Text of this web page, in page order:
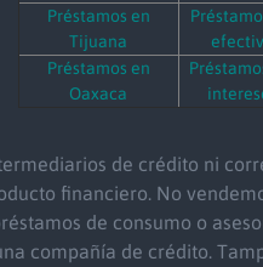
Préstamos en
Tijuana
Préstamos en
Oaxaca
de crédito ni
financiero. No
de consumo o
compañía de crédito.